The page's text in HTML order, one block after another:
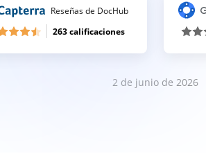
Reseñas de DocHub
263 calificaciones
2 de junio de 2026